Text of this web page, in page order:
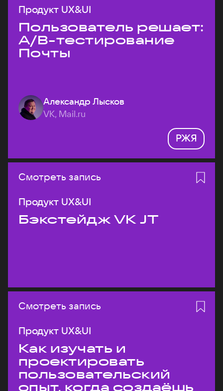
Продукт UX&UI
Пользователь решает:
A/B-тестирование
Почты
Александр Лысков
VK, Mail.ru
РЖЯ
Смотреть запись
Продукт UX&UI
Бэкстейдж VK JT
Смотреть запись
Продукт UX&UI
Как изучать и
проектировать
пользовательский
опыт, когда создаёшь